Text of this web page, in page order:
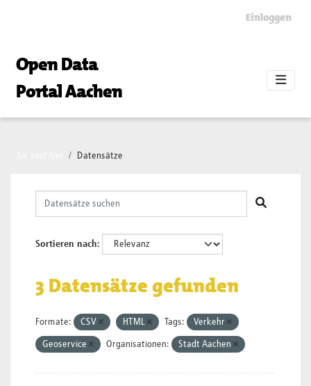
Einloggen
Open Data
Portal Aachen
Datensätze
Sortieren nach
3 Datensätze gefunden
Formate: CSV HTML Tags: Verkehr
Geoservice Organisationen: Stadt Aachen